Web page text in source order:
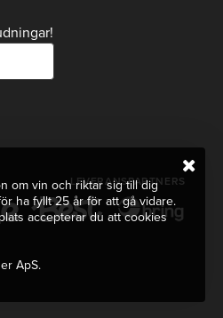
LEVERANSPARTNERS
om vin och riktar sig till dig
ha fyllt 25 år för att gå vidare.
accepterar du att cookies
ApS.